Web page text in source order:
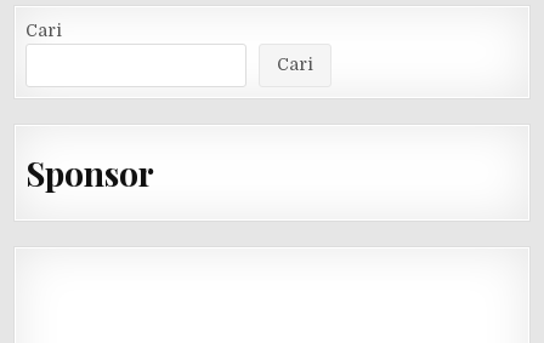
Cari
Cari
Sponsor